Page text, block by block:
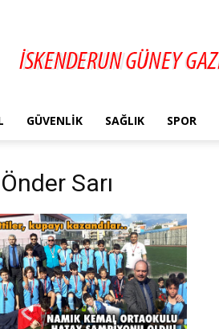
GÜVENLIK SAĞLIK SPOR
Sarı